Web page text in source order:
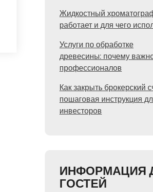
Жидкостный
работает и для чего
Услуги по обработке
древесины: почему
профессионалов
Как закрыть брокерский
пошаговая инструкция
инвесторов
ИНФОРМАЦИЯ
ГОСТЕЙ